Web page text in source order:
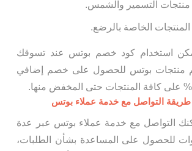
منتجات التسمير والشمس.
المنتجات الخاصة بالرضع.
استخدام كود خصم بوتس عند تسوقك
منتجات بوتس للحصول على خصم إضافي
طريقة التواصل مع خدمة عملاء بوتس
التواصل مع خدمة عملاء بوتس عبر عدة
للحصول على المساعدة بشأن الطلبات،